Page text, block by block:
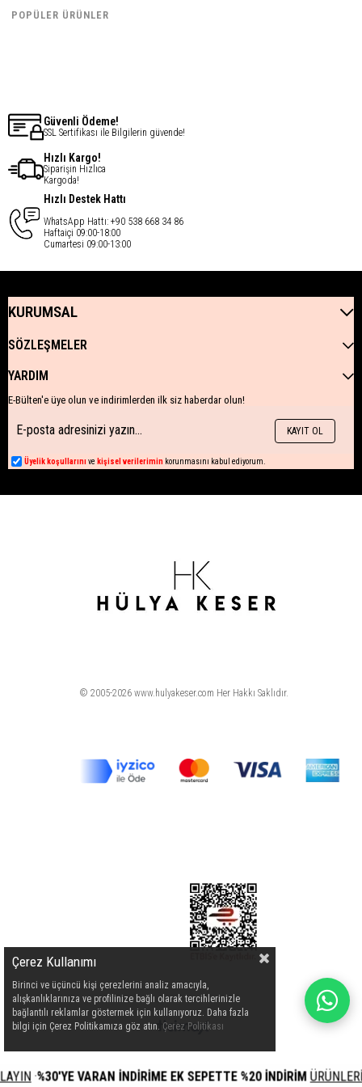
·%30'YE VARAN İNDİRİME EK SEPETTE %20 İNDİRİM ÜRÜNLERİ
Güvenli Ödeme!
SSL Sertifikası ile Bilgilerin güvende!
Hızlı Kargo!
Siparişin Hızlıca
Kargoda!
Hızlı Destek Hattı
WhatsApp Hattı: +90 538 668 34 86
Haftaiçi 09:00-18:00
Cumartesi 09:00-13:00
KURUMSAL
SÖZLEŞMELER
YARDIM
E-Bülten'e üye olun ve indirimlerden ilk siz haberdar olun!
KAYIT OL
Üyelik koşullarını ve kişisel verilerimin korunmasını kabul ediyorum.
© 2005-2026 www.hulyakeser.com Her Hakkı Saklıdır.
Çerez Kullanımı
Birinci ve üçüncü kişi çerezlerini analiz amacıyla,
alışkanlıklarınıza ve profilinize bağlı olarak tercihlerinizle
bağlantılı reklamlar göstermek için kullanıyoruz. Daha fazla
bilgi için Çerez Politikamıza göz atın. Çerez Politikası
POPÜLER ÜRÜNLER